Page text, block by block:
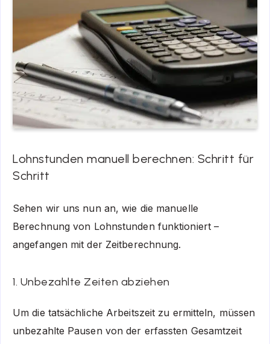
Lohnstunden manuell berechnen: Schritt für
Schritt
Sehen wir uns nun an, wie die manuelle
Berechnung von Lohnstunden funktioniert –
angefangen mit der Zeitberechnung.
1. Unbezahlte Zeiten abziehen
Um die tatsächliche Arbeitszeit zu ermitteln, müssen
unbezahlte Pausen von der erfassten Gesamtzeit